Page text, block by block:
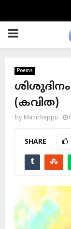
PRIMARY
Poems
(കവിത)
by Manicheppu
SHARE